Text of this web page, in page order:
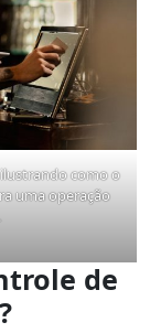
como o
uma operação
de